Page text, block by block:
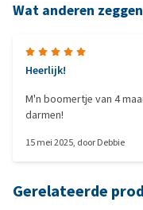
Wat anderen zeggen
Heerlijk!
M'n boomertje van 4
darmen!
15 mei 2025, doorDebbie
Gerelateerde